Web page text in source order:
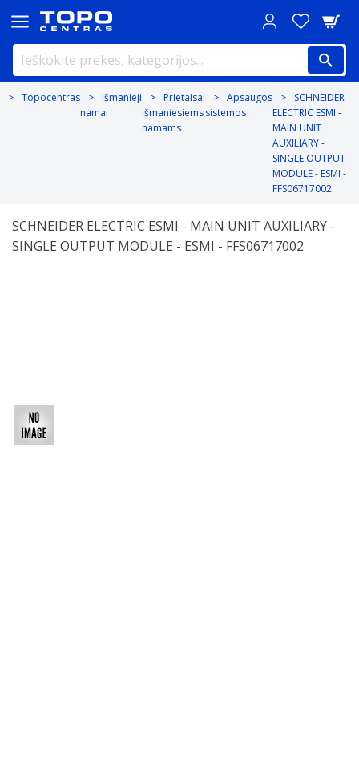
Topocentras
Išmanieji
namai
Prietaisai
išmaniesiems
namams
Apsaugos
sistemos
SCHNEIDER
ELECTRIC ESMI -
MAIN UNIT
AUXILIARY -
SINGLE OUTPUT
MODULE - ESMI -
FFS06717002
SCHNEIDER ELECTRIC ESMI - MAIN UNIT AUXILIARY -
SINGLE OUTPUT MODULE - ESMI - FFS06717002